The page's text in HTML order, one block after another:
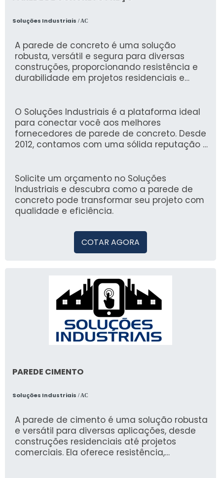
Soluções Industriais / AC
A parede de concreto é uma solução
robusta, versátil e segura para diversas
construções, proporcionando resistência e
durabilidade em projetos residenciais e
acabamentos, ela se adapta perfeitamente
às necessidades específicas de cada
cliente, garantindo desempenho e estética.
O Soluções Industriais é a plataforma ideal
para conectar você aos melhores
fornecedores de parede de concreto. Desde
2012, contamos com uma sólida reputação e
encontrar as melhores opções do mercado
de forma rápida e prática.
Solicite um orçamento no Soluções
Industriais e descubra como a parede de
concreto pode transformar seu projeto com
qualidade e eficiência.
COTAR AGORA
PAREDE CIMENTO
Soluções Industriais / AC
A parede de cimento é uma solução robusta
e versátil para diversas aplicações, desde
construções residenciais até projetos
comerciais. Ela oferece resistência,